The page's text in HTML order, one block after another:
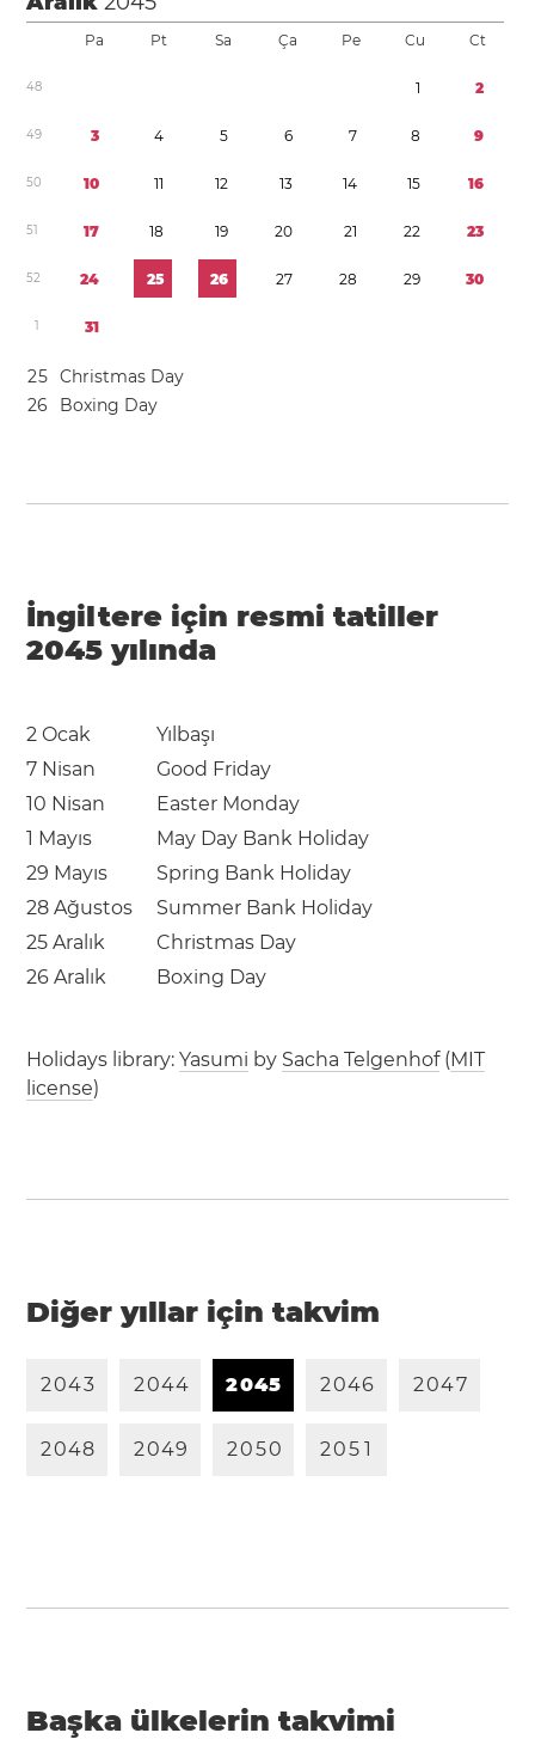
Pa Pt Sa Ça Pe Cu Ct
48 1 2
49 3 4 5 6 7 8 9
50 10 11 12 13 14 15 16
51 17 18 19 20 21 22 23
52 24 25 26 27 28 29 30
1 31
25 Christmas Day
26 Boxing Day
İngiltere için resmi tatiller
2045 yılında
2 Ocak
Yılbaşı
7 Nisan
Good Friday
10 Nisan
Easter Monday
1 Mayıs
May Day Bank Holiday
29 Mayıs
Spring Bank Holiday
28 Ağustos
Summer Bank Holiday
25 Aralık
Christmas Day
26 Aralık
Boxing Day
Holidays library:Yasumi by Sacha Telgenhof(MIT
license)
Diğer yıllar için takvim
2043 2044 2045 2046 2047
2048 2049 2050 205 1
Başka ülkelerin takvimi